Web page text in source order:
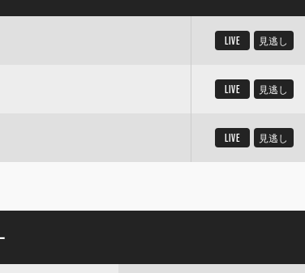
LIVE 見逃し
LIVE 見逃し
LIVE 見逃し